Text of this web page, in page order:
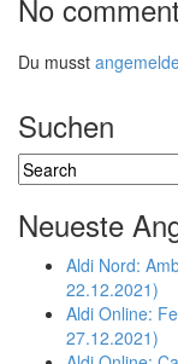
No
Du musst
Suchen
Neueste
Aldi Nord:
22.12.2021)
Aldi Online:
27.12.2021)